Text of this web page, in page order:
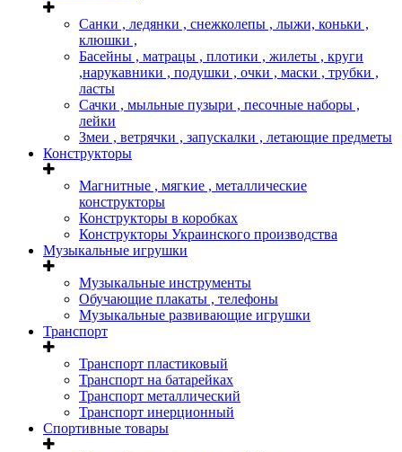
Санки , ледянки , снежколепы , лыжи, коньки ,
клюшки ,
Басейны , матрацы , плотики , жилеты , круги
,нарукавники , подушки , очки , маски , трубки ,
ласты
Сачки , мыльные пузыри , песочные наборы ,
лейки
Змеи , ветрячки , запускалки , летающие предметы
Конструкторы
Магнитные , мягкие , металлические
конструкторы
Конструкторы в коробках
Конструкторы Украинского производства
Музыкальные игрушки
Музыкальные инструменты
Обучающие плакаты , телефоны
Музыкальные развивающие игрушки
Транспорт
Транспорт пластиковый
Транспорт на батарейках
Транспорт металлический
Транспорт инерционный
Спортивные товары